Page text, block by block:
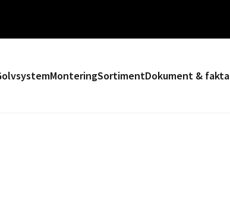
MonteringSortimentDokument & fakta